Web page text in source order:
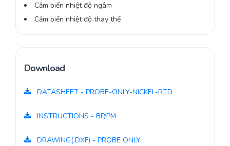
Cảm biến nhiệt độ ngâm
Cảm biến nhiệt độ thay thế
Download
DATASHEET - PROBE-ONLY-NICKEL-RTD
INSTRUCTIONS - BP/PM
DRAWING(.DXF) - PROBE ONLY